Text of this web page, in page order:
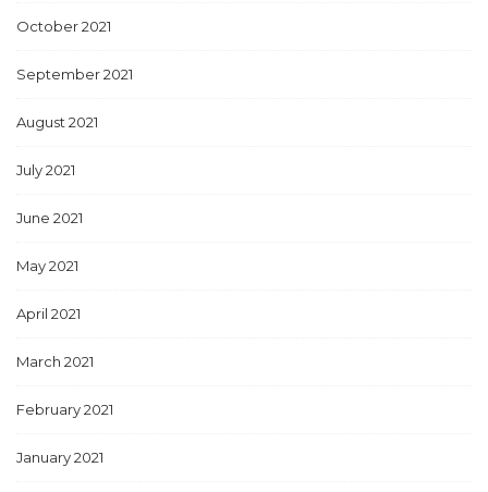
October 2021
September 2021
August 2021
July 2021
June 2021
May 2021
April 2021
March 2021
February 2021
January 2021